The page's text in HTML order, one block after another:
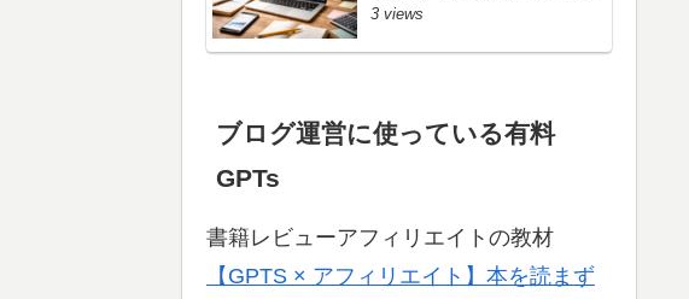
3 views
ブログ運営に使っている有料
GPTs
書籍レビューアフィリエイトの教材
【GPTS × アフィリエイト】本を読まず